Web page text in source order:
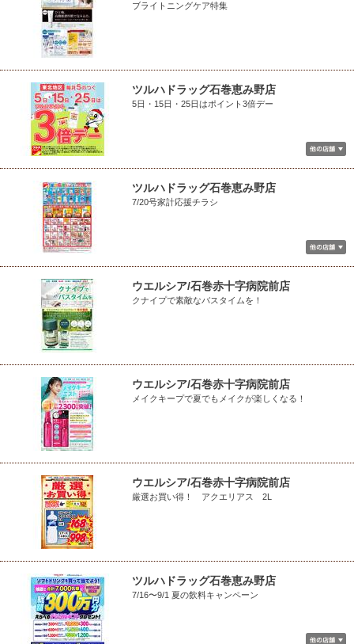
ブライトニングケア特集
ツルハドラッグ石巻恵み野店
5日・15日・25日はポイント3倍デー
ツルハドラッグ石巻恵み野店
7/20号家計応援チラシ
ウエルシア/石巻赤十字病院前店
クナイプで素敵なバスタイムを！
ウエルシア/石巻赤十字病院前店
メイクキープで夏でもメイクが楽しくなる！
ウエルシア/石巻赤十字病院前店
厳選お買い得！ アクエリアス 2L
ツルハドラッグ石巻恵み野店
7/16〜9/1 夏の飲料キャンペーン